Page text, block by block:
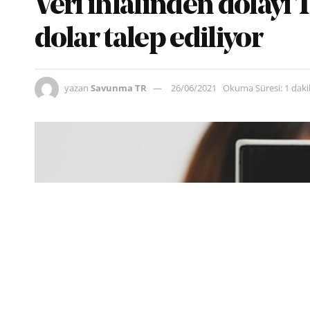
Veri ihlalinden dolayı
dolar talep ediliyor
yazan Savunma TR 26/06/2021 Okuma Süresi: 1